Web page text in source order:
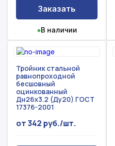
Заказать
●В наличии
Тройник стальной
равнопроходной
бесшовный
оцинкованный
Дн26х3.2 (Ду20) ГОСТ
17376-2001
от 342 руб./шт.